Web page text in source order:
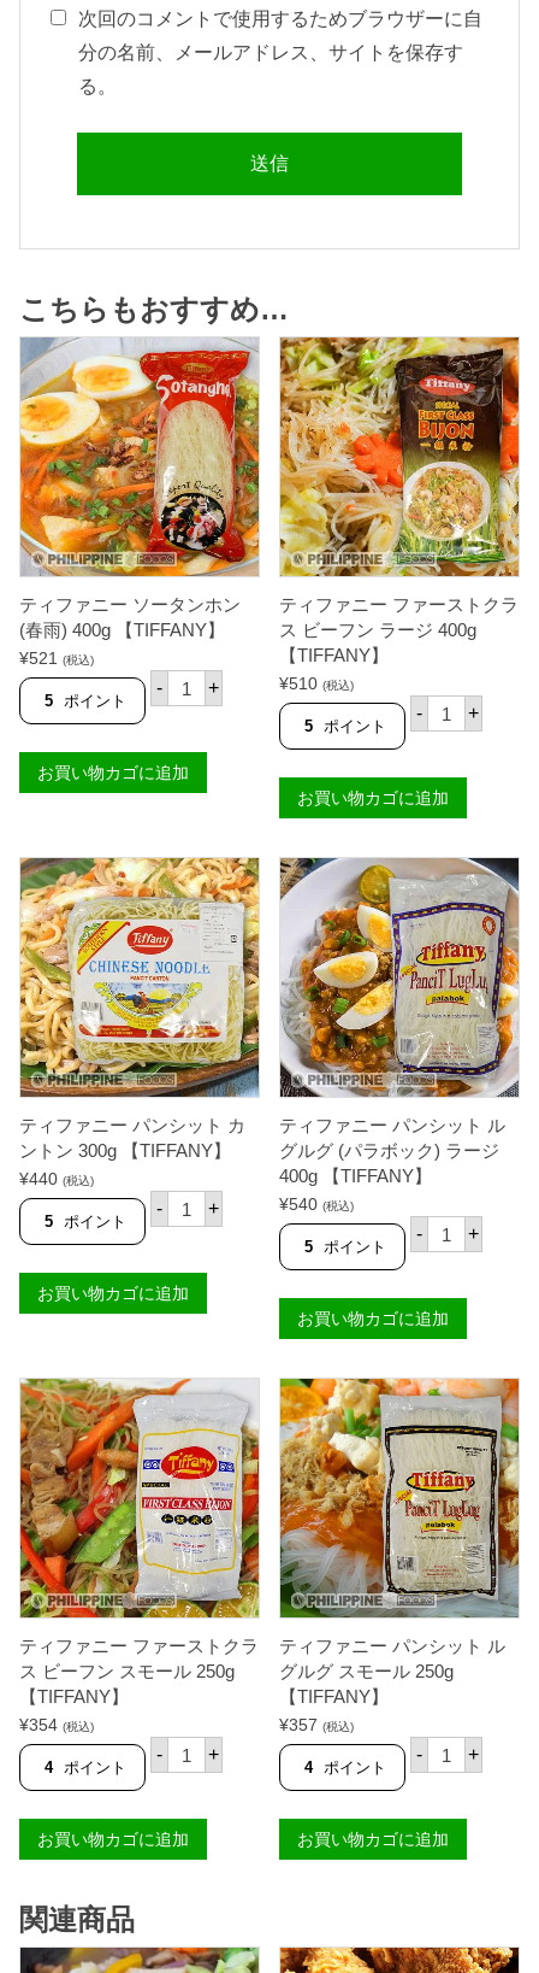
次回のコメントで使用するためブラウザーに自
分の名前、メールアドレス、サイトを保存す
る。
こちらもおすすめ…
ティファニー ソータンホン
(春雨) 400g 【TIFFANY】
¥521 (税込)
5 ポイント
- テ
ィ
ニ
ー
ソ
ホ
ン
(
春
雨
)
4
0
0
g
【
T
I
F
F
A
Y
】
+
お買い物カゴに追加
ティファニー ファーストクラ
ス ビーフン ラージ 400g
【TIFFANY】
¥510 (税込)
5 ポイント
- テ
ィ
ニ
ー
フ
ー
ス
ト
ク
ラ
ス
ビ
ー
フ
ン
ラ
ー
ジ
0
0
g
I
N
Y
】
+
お買い物カゴに追加
ティファニー パンシット カ
ントン 300g 【TIFFANY】
¥440 (税込)
5 ポイント
- テ
ィ
ニ
ー
パ
ト
カ
ン
ト
ン
3
0
0
g
【
T
I
F
F
A
N
個
+
お買い物カゴに追加
ティファニー パンシット ル
グルグ (パラボック) ラージ
400g 【TIFFANY】
¥540 (税込)
5 ポイント
- テ
ィ
ニ
ー
パ
シ
ッ
ト
ル
グ
ル
グ
(
パ
ラ
ボ
ッ
ク
ラ
ー
ジ
0
I
F
F
個
+
お買い物カゴに追加
ティファニー ファーストクラ
ス ビーフン スモール 250g
【TIFFANY】
¥354 (税込)
4 ポイント
- テ
ィ
ニ
ー
フ
ク
+
お買い物カゴに追加
ティファニー パンシット ル
グルグ スモール 250g
【TIFFANY】
¥357 (税込)
4 ポイント
- テ
ィ
ニ
ー
パ
ル
+
お買い物カゴに追加
関連商品